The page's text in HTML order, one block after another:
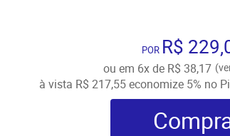
POR R$
ou em 6xde R$ 38,17
à vista R$ 217,55economize 5% no